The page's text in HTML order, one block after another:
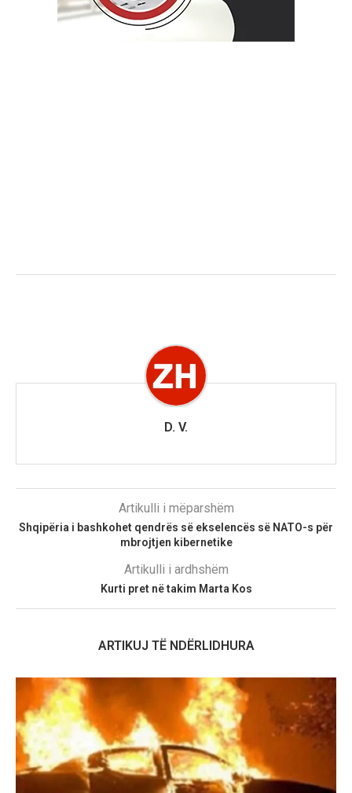
D. V.
Artikulli i mëparshëm
Shqipëria i bashkohet qendrës së ekselencës së NATO-s për
mbrojtjen kibernetike
Artikulli i ardhshëm
Kurti pret në takim Marta Kos
ARTIKUJ TË NDËRLIDHURA